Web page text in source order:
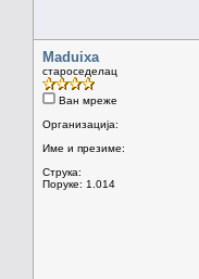
Maduixa
староседелац
Ван мреже
Организација:
Име и презиме:
Струка:
Поруке: 1.014